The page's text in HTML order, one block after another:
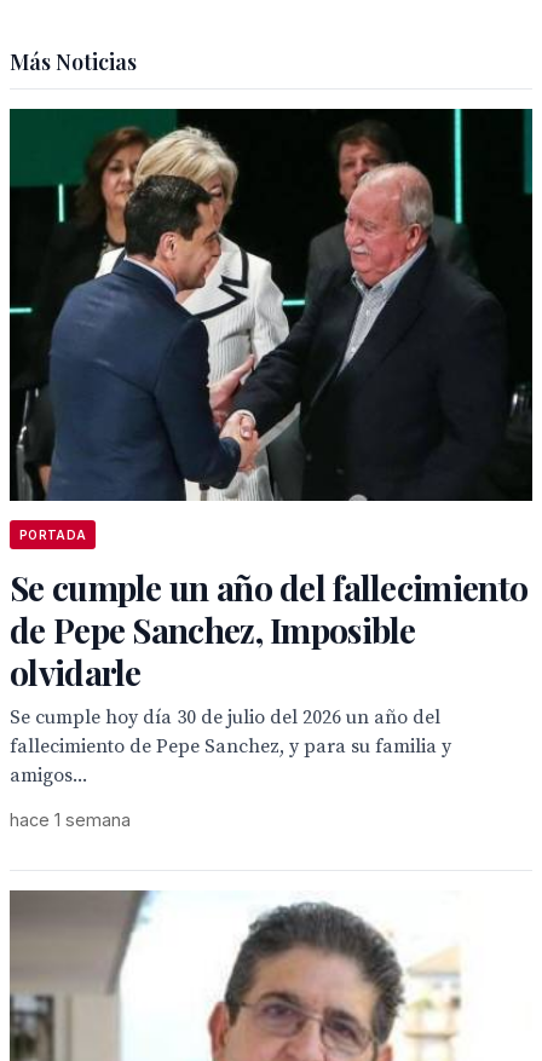
Más Noticias
PORTADA
Se cumple un año del fallecimiento
de Pepe Sanchez, Imposible
olvidarle
Se cumple hoy día 30 de julio del 2026 un año del
fallecimiento de Pepe Sanchez, y para su familia y
amigos...
hace 1 semana